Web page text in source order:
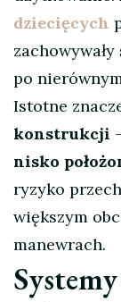
dziecięcych
po
Istotne
konstrukcji
nisko
ryzyko
większym
manewrach.